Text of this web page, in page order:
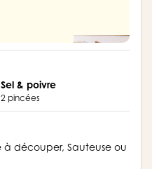
Sel & poivre
2 pincées